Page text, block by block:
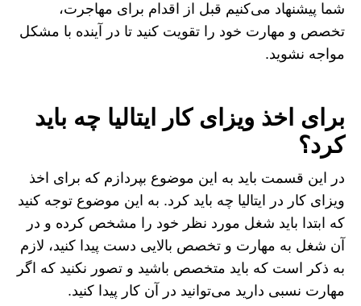
شما پیشنهاد می‌کنیم قبل از اقدام برای مهاجرت،
تخصص و مهارت خود را تقویت کنید تا در آینده با مشکل
مواجه نشوید.
برای اخذ ویزای کار ایتالیا چه باید
کرد؟
در این قسمت باید به این موضوع بپردازم که برای اخذ
ویزای کار در ایتالیا چه باید کرد. به این موضوع توجه کنید
که ابتدا باید شغل مورد نظر خود را مشخص کرده و در
آن شغل به مهارت و تخصص بالایی دست پیدا کنید، لازم
به ذکر است که باید متخصص باشید و تصور نکنید که اگر
مهارت نسبی دارید می‌توانید در آن کار پیدا کنید.